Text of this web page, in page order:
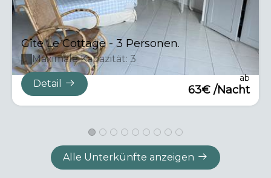
Gîte Le Cottage - 3 Personen.
Maximale Kapazität: 3
Detail
ab
63€ /Nacht
Alle Unterkünfte anzeigen